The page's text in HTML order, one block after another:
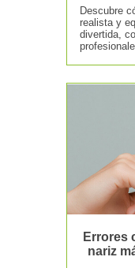
Descubre
realista y
divertida,
Errores
nariz